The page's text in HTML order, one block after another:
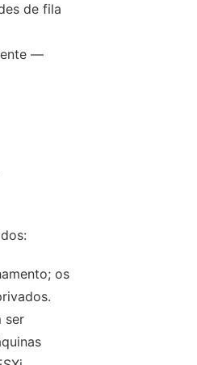
de fila
—
os
ser